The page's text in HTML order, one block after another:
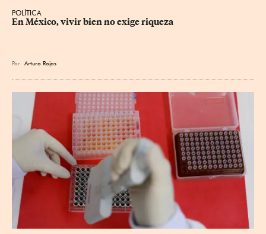
POLÍTICA
En México, vivir bien no exige riqueza
Por Arturo Rojas